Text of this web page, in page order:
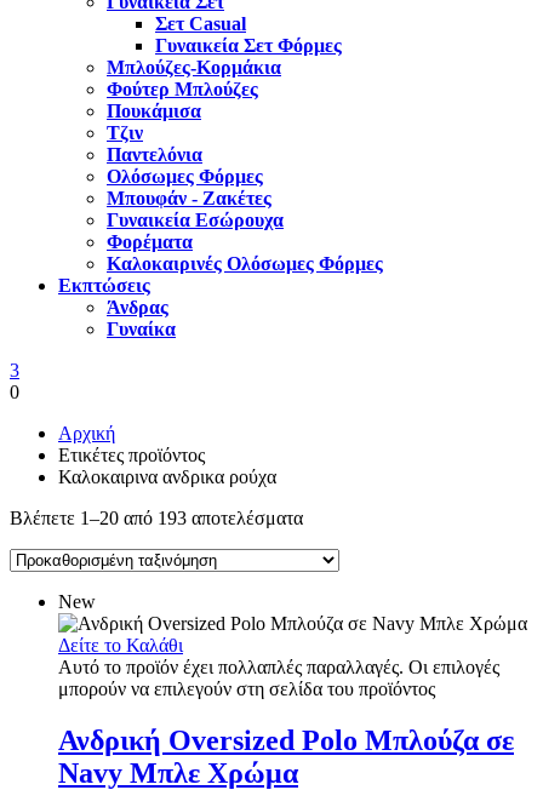
Σετ Casual
Γυναικεία Σετ Φόρμες
Μπλούζες-Κορμάκια
Φούτερ Μπλούζες
Πουκάμισα
Τζιν
Παντελόνια
Ολόσωμες Φόρμες
Μπουφάν - Ζακέτες
Γυναικεία Εσώρουχα
Φορέματα
Καλοκαιρινές Ολόσωμες Φόρμες
Εκπτώσεις
Άνδρας
Γυναίκα
3
0
Αρχική
Ετικέτες προϊόντος
Καλοκαιρινα ανδρικα ρούχα
Βλέπετε 1–20 από 193 αποτελέσματα
New
Δείτε το Καλάθι
Αυτό το προϊόν έχει πολλαπλές παραλλαγές. Οι επιλογές
μπορούν να επιλεγούν στη σελίδα του προϊόντος
Ανδρική Oversized Polo Μπλούζα σε
Navy Μπλε Χρώμα